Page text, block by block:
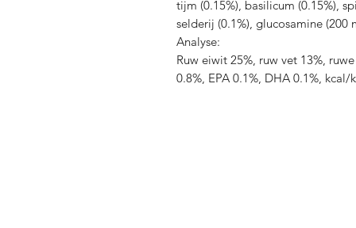
tijm (0.15%), basilicum (0.15%),
selderij (0.1%), glucosamine
Analyse:
Ruw eiwit 25%, ruw vet 13%,
0.8%, EPA 0.1%, DHA 0.1%,